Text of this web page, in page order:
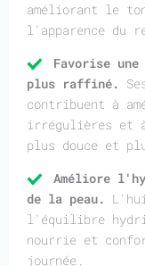
améliorant le
l'apparence du
Favorise
plus raffiné.
contribuent à
irrégulières et
plus douce et
Améliore
de la peau.
l'équilibre
nourrie et
journée.